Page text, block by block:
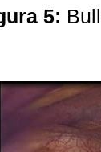
5: